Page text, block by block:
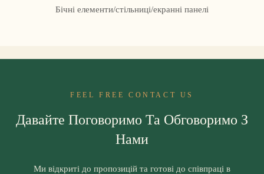
Бічні елементи/стільниці/екранні панелі
FEEL FREE CONTACT US
Давайте Поговоримо Та Обговоримо З
Нами
Ми відкриті до пропозицій та готові до співпраці в